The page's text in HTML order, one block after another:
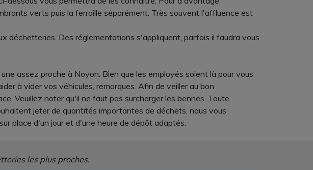
verts puis la ferraille séparément. Très souvent l'affluence est
déchetteries. Des réglementations s'appliquent, parfois il faudra vous
assez proche à Noyon. Bien que les employés soient là pour vous
à vider vos véhicules, remorques. Afin de veiller au bon
Veuillez noter qu'il ne faut pas surcharger les bennes. Toute
jeter de quantités importantes de déchets, nous vous
place d'un jour et d'une heure de dépôt adaptés.
les plus proches.